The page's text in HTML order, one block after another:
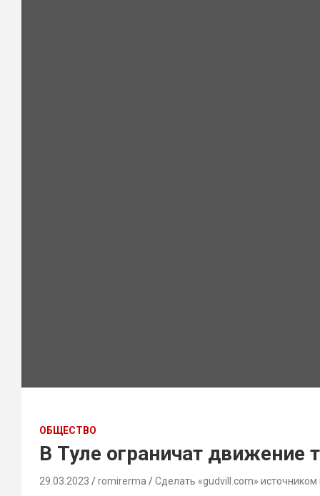
ОБЩЕСТВО
В Туле ограничат движение
29.03.2023 romirerma Сделать «gudvill.com» источником